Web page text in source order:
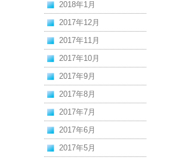
2018年1月
2017年12月
2017年11月
2017年10月
2017年9月
2017年8月
2017年7月
2017年6月
2017年5月